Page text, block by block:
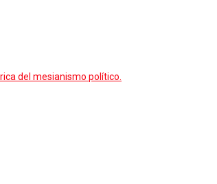
del mesianismo político.